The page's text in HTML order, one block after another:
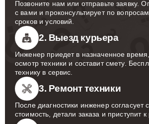
Позвоните нам или отправьте заявку.
с вами и проконсультирует по
сроков и условий.
2. Выезд курьера
Инженер приедет в назначенное
осмотр техники и составит смету.
технику в сервис.
3. Ремонт техники
После диагностики инженер согласует
стоимость, детали заказа и приступит к